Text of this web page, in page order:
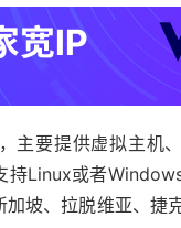
主要提供虚拟主机
持Linux或者
坡、拉脱维亚、捷